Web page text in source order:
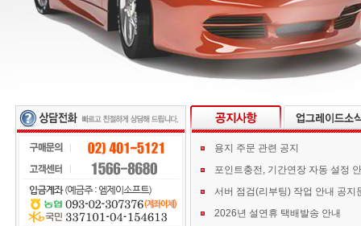
용지 주문 관련 공지
포인트충전, 기간연장 자동 설정
서버 점검(리부팅) 작업 안내 공지
2026년 설연휴 택배발송 안내